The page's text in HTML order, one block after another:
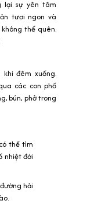
lại sự yên tâm
tươi ngon và
thể quên.
đêm xuống.
các con phố
bún, phở trong
thể tìm
nhiệt đới
hải